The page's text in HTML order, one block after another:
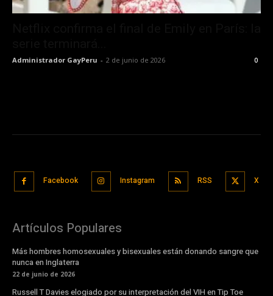
Administrador GayPeru - 2 de junio de 2026 0
Facebook Instagram RSS X
Artículos Populares
Más hombres homosexuales y bisexuales están donando sangre que
nunca en Inglaterra
22 de junio de 2026
Russell T Davies elogiado por su interpretación del VIH en Tip Toe